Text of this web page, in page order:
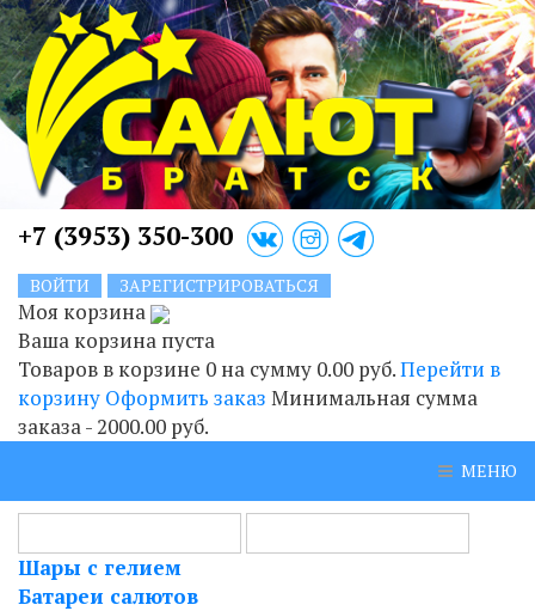
+7 (3953) 350-300
ВОЙТИ ЗАРЕГИСТРИРОВАТЬСЯ
Моя корзина
Ваша корзина пуста
Товаров в корзине 0 на сумму 0.00 руб.Перейти в
корзину Оформить заказ Минимальная сумма
заказа - 2000.00 руб.
МЕНЮ
Шары с гелием
Батареи салютов